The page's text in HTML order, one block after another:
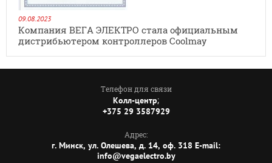
09.08.2023
Компания ВЕГА ЭЛЕКТРО стала официальным
дистрибьютером контроллеров Coolmay
Телефон для связи
Колл-центр;
+375 29 3587929
Адрес:
г. Минск, ул. Олешева, д. 14, оф. 318 E-mail:
info@vegaelectro.by